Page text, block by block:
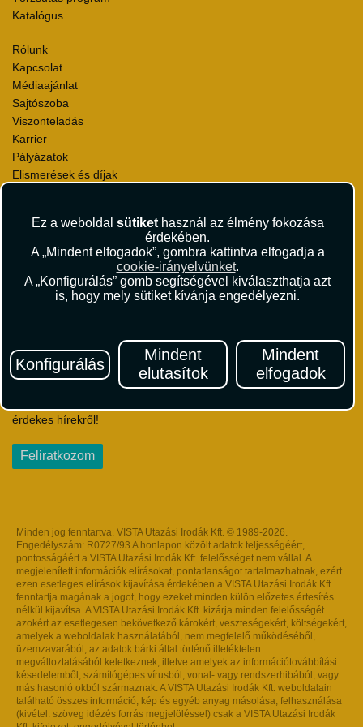
Ez a weboldal sütikethasznál az élmény fokozása
érdekében.
A „Mindent elfogadok”, gombra kattintva elfogadja a
cookie-irányelvünket.
A „Konfigurálás” gomb segítségével kiválaszthatja azt
is, hogy mely sütiket kívánja engedélyezni.
Konfigurálás
Mindent
elutasítok
Mindent
elfogadok
Katalógus
Rólunk
Kapcsolat
Médiaajánlat
Sajtószoba
Viszonteladás
Karrier
Pályázatok
Elismerések és díjak
Utazási Csomag Szerződési Feltételek
Útlemondás-biztosítás Szerződési Feltételek
Utasbiztosítás Szerződési Feltételek
Repülőjegy Szerződési Feltételek
Adatvédelem
Hírlevél
Iratkozzon fel Magyarország egyik legszínesebb utazási
érdekes hírekről!
Feliratkozom
Minden jog fenntartva. VISTA Utazási Irodák Kft. © 1989-2026.
Engedélyszám: R0727/93 A honlapon közölt adatok teljességéért,
pontosságáért a VISTA Utazási Irodák Kft. felelősséget nem vállal. A
megjelenített információk elírásokat, pontatlanságot tartalmazhatnak, ezért
ezen esetleges elírások kijavítása érdekében a VISTA Utazási Irodák Kft.
fenntartja magának a jogot, hogy ezeket minden külön előzetes értesítés
nélkül kijavítsa. A VISTA Utazási Irodák Kft. kizárja minden felelősségét
azokért az esetlegesen bekövetkező károkért, veszteségekért, költségekért,
amelyek a weboldalak használatából, nem megfelelő működéséből,
üzemzavarából, az adatok bárki által történő illetéktelen
megváltoztatásából keletkeznek, illetve amelyek az információtovábbítási
késedelemből, számítógépes vírusból, vonal- vagy rendszerhibából, vagy
más hasonló okból származnak. A VISTA Utazási Irodák Kft. weboldalain
található összes információ, kép és egyéb anyag másolása, felhasználása
(kivétel: szöveg idézés forrás megjelöléssel) csak a VISTA Utazási Irodák